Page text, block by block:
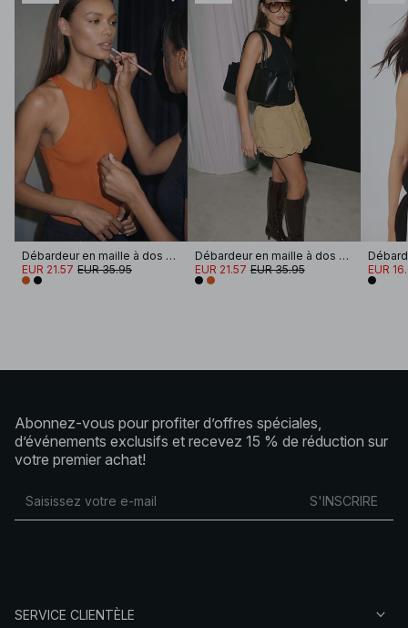
Débardeur en maille à dos nageur
EUR 21.57 EUR 35.95
Débardeur en maille à dos nageur
EUR 21.57 EUR 35.95
EUR
Abonnez-vous pour profiter d’offres spéciales,
d’événements exclusifs et recevez 15 % de réduction sur
votre premier achat!
S'INSCRIRE
SERVICE CLIENTÈLE